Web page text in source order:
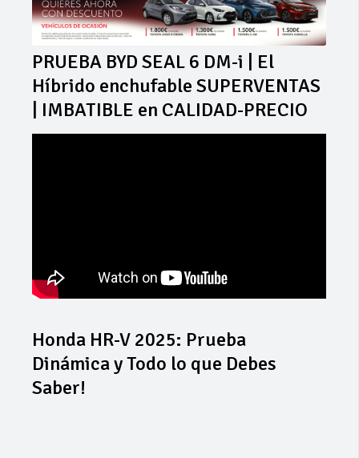
PRUEBA BYD SEAL 6 DM-i | El
Híbrido enchufable SUPERVENTAS
| IMBATIBLE en CALIDAD-PRECIO
Honda HR-V 2025: Prueba
Dinámica y Todo lo que Debes
Saber!